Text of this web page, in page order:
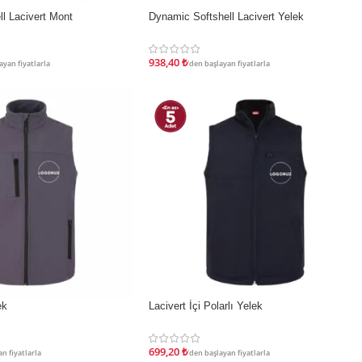
Lacivert Mont
fiyatlarla
İndirim
Dynamic Softshell Lacivert Yelek
938,40₺'den başlayan fiyatlarla
fiyatlarla
İndirim
Lacivert İçi Polarlı Yelek
699,20₺'den başlayan fiyatlarla